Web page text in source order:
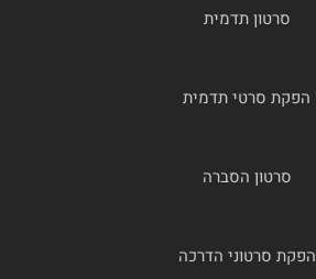
סרטון תדמית
הפקת סרטי תדמית
סרטון הסברה
הפקת סרטוני הדרכה